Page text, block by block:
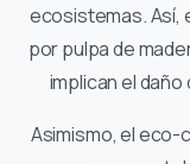
ecosistemas. Así,
por pulpa de
implican el
Asimismo, el eco-